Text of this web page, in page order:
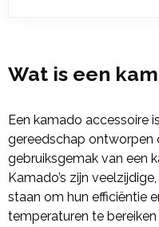
Wat is een
Een kamado accessoire
gereedschap
gebruiksgemak van een
Kamado’s zijn
staan om hun efficiëntie
temperaturen te